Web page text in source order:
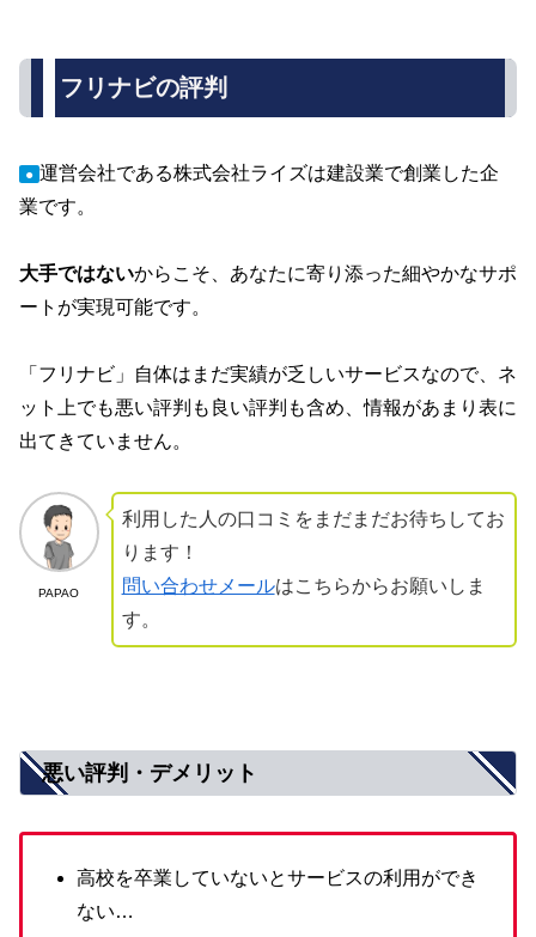
フリナビの評判
● 運営会社である株式会社ライズは建設業で創業した企
業です。
大手ではないからこそ、あなたに寄り添った細やかなサポ
ートが実現可能です。
「フリナビ」自体はまだ実績が乏しいサービスなので、ネ
ット上でも悪い評判も良い評判も含め、情報があまり表に
出てきていません。
PAPAO
利用した人の口コミをまだまだお待ちしてお
ります！
問い合わせメールはこちらからお願いしま
す。
悪い評判・デメリット
高校を卒業していないとサービスの利用ができ
ない…